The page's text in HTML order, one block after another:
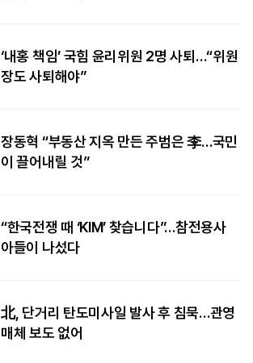
‘내홍 책임’ 국힘 윤리위원 2명 사퇴…“위원
장도 사퇴해야”
장동혁 “부동산 지옥 만든 주범은 李…국민
이 끌어내릴 것”
“한국전쟁 때 ‘KIM’ 찾습니다”…참전용사
아들이 나섰다
北, 단거리 탄도미사일 발사 후 침묵…관영
매체 보도 없어